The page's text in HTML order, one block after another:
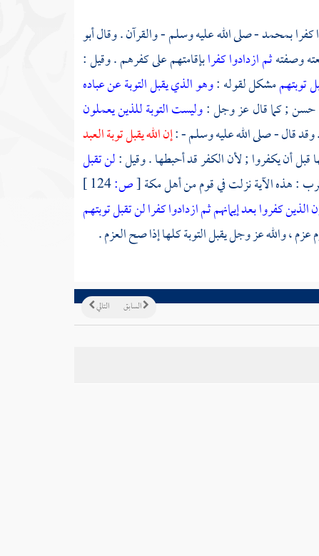
بمحمد- صلى الله عليه وسلم - والقرآن . وقالأبو
وصفتهثم ازدادوا كفرابإقامتهم على كفرهم . وقيل :
توبتهممشكل لقوله :وهو الذي يقبل التوبة عن عباده
; كما قال عز وجل :وليست التوبة للذين يعملون
. وقد قال - صلى الله عليه وسلم - :إن الله يقبل توبة العبد
قبل أن يكفروا ; لأن الكفر قد أحبطها . وقيل :لن تقبل
: هذه الآية نزلت في قوم منأهلمكة[ص:
الذين كفروا بعد إيمانهم ثم ازدادوا كفرا لن تقبل توبتهم
، والله عز وجل يقبل التوبة كلها إذا صح العزم .
التالي السابق